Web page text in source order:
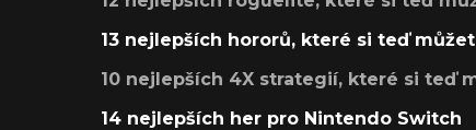
13 nejlepších hororů, které si teď
10 nejlepších 4X strategií, které si teď
14 nejlepších her pro Nintendo Switch